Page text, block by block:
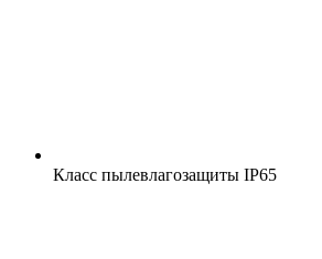
Класс пылевлагозащиты IP65